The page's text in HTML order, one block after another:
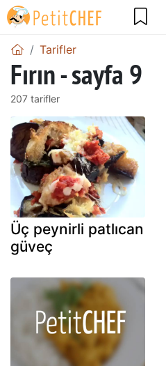
Tarifler
Fırın - sayfa 9
207 tarifler
Üç peynirli patlıcan
güveç